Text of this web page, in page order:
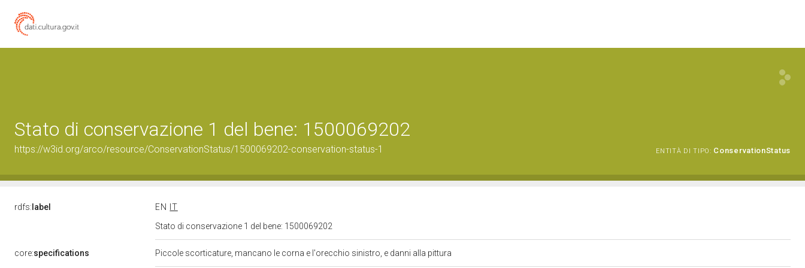
Stato di conservazione 1 del bene: 1500069202
https://w3id.org/arco/resource/ConservationStatus/1500069202-conservation-status-1 ENTITÀ DI TIPO: ConservationStatus
rdfs: label EN
IT
Stato di conservazione 1 del bene: 1500069202
core:specifications Piccole scorticature, mancano le corna e l'orecchio sinistro, e danni alla pittura